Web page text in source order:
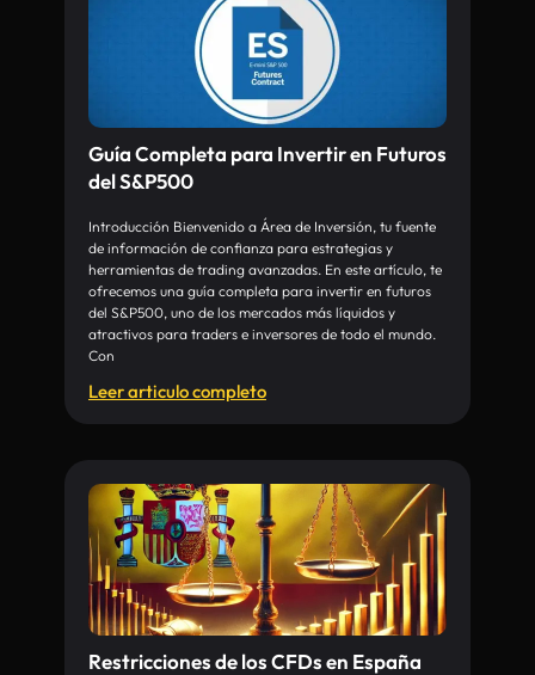
Guía Completa para Invertir en Futuros
del S&P500
Introducción Bienvenido a Área de Inversión, tu fuente
de información de confianza para estrategias y
herramientas de trading avanzadas. En este artículo, te
ofrecemos una guía completa para invertir en futuros
del S&P500, uno de los mercados más líquidos y
atractivos para traders e inversores de todo el mundo.
Con
Leer articulo completo
Restricciones de los CFDs en España